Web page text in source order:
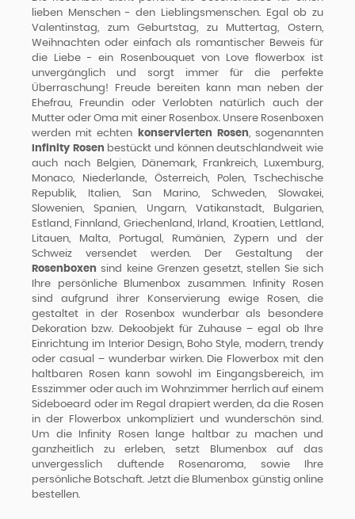
lieben Menschen - den Lieblingsmenschen. Egal ob zu
Valentinstag, zum Geburtstag, zu Muttertag, Ostern,
Weihnachten oder einfach als romantischer Beweis für
die Liebe - ein Rosenbouquet von Love flowerbox ist
unvergänglich und sorgt immer für die perfekte
Überraschung! Freude bereiten kann man neben der
Ehefrau, Freundin oder Verlobten natürlich auch der
Mutter oder Oma mit einer Rosenbox. Unsere Rosenboxen
werden mit echten
konservierten Rosen, sogenannten
Infinity Rosen bestückt und können deutschlandweit wie
auch nach Belgien, Dänemark, Frankreich, Luxemburg,
Monaco, Niederlande, Österreich, Polen, Tschechische
Republik, Italien, San Marino, Schweden, Slowakei,
Slowenien, Spanien, Ungarn, Vatikanstadt, Bulgarien,
Estland, Finnland, Griechenland, Irland, Kroatien, Lettland,
Litauen, Malta, Portugal, Rumänien, Zypern und der
Schweiz versendet werden. Der Gestaltung der
Rosenboxen sind keine Grenzen gesetzt, stellen Sie sich
Ihre persönliche Blumenbox zusammen. Infinity Rosen
sind aufgrund ihrer Konservierung ewige Rosen, die
gestaltet in der Rosenbox wunderbar als besondere
Dekoration bzw. Dekoobjekt für Zuhause – egal ob Ihre
Einrichtung im Interior Design, Boho Style, modern, trendy
oder casual – wunderbar wirken. Die Flowerbox mit den
haltbaren Rosen kann sowohl im Eingangsbereich, im
Esszimmer oder auch im Wohnzimmer herrlich auf einem
Sideboeard oder im Regal drapiert werden, da die Rosen
in der Flowerbox unkompliziert und wunderschön sind.
Um die Infinity Rosen lange haltbar zu machen und
ganzheitlich zu erleben, setzt Blumenbox auf das
unvergesslich duftende Rosenaroma, sowie Ihre
persönliche Botschaft. Jetzt die Blumenbox günstig online
bestellen.